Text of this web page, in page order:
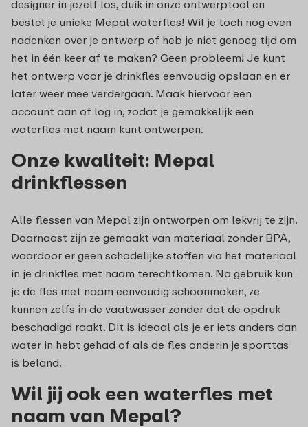
designer in jezelf los, duik in onze ontwerptool en
bestel je unieke Mepal waterfles! Wil je toch nog even
nadenken over je ontwerp of heb je niet genoeg tijd om
het in één keer af te maken? Geen probleem! Je kunt
het ontwerp voor je drinkfles eenvoudig opslaan en er
later weer mee verdergaan. Maak hiervoor een
account aan of log in, zodat je gemakkelijk een
waterfles met naam kunt ontwerpen.
Onze kwaliteit: Mepal
drinkflessen
Alle flessen van Mepal zijn ontworpen om lekvrij te zijn.
Daarnaast zijn ze gemaakt van materiaal zonder BPA,
waardoor er geen schadelijke stoffen via het materiaal
in je drinkfles met naam terechtkomen. Na gebruik kun
je de fles met naam eenvoudig schoonmaken, ze
kunnen zelfs in de vaatwasser zonder dat de opdruk
beschadigd raakt. Dit is ideaal als je er iets anders dan
water in hebt gehad of als de fles onderin je sporttas
is beland.
Wil jij ook een waterfles met
naam van Mepal?